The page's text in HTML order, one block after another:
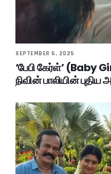
SEPTEMBER 6, 2025
‘பேபி கேர்ள்’ (Baby
நிவின் பாலியின் புதிய